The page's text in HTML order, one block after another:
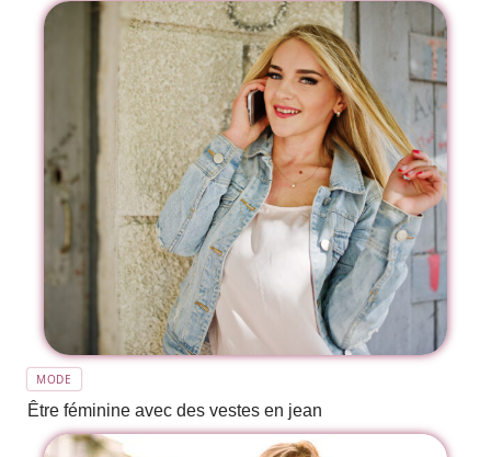
MODE
Être féminine avec des vestes en jean